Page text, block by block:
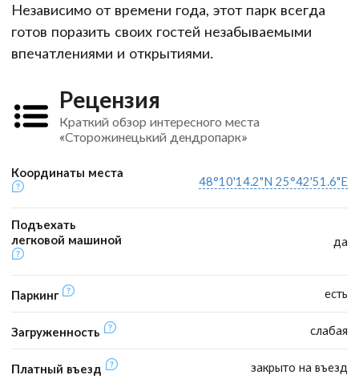
Независимо от времени года, этот парк всегда
готов поразить своих гостей незабываемыми
впечатлениями и открытиями.
Рецензия
Краткий обзор интересного места
«Сторожинецький дендропарк»
Координаты места
48°10'14.2"N 25°42'51.6"E
Подъехать
легковой машиной
да
Паркинг есть
Загруженность слабая
Платный въезд закрыто на въезд